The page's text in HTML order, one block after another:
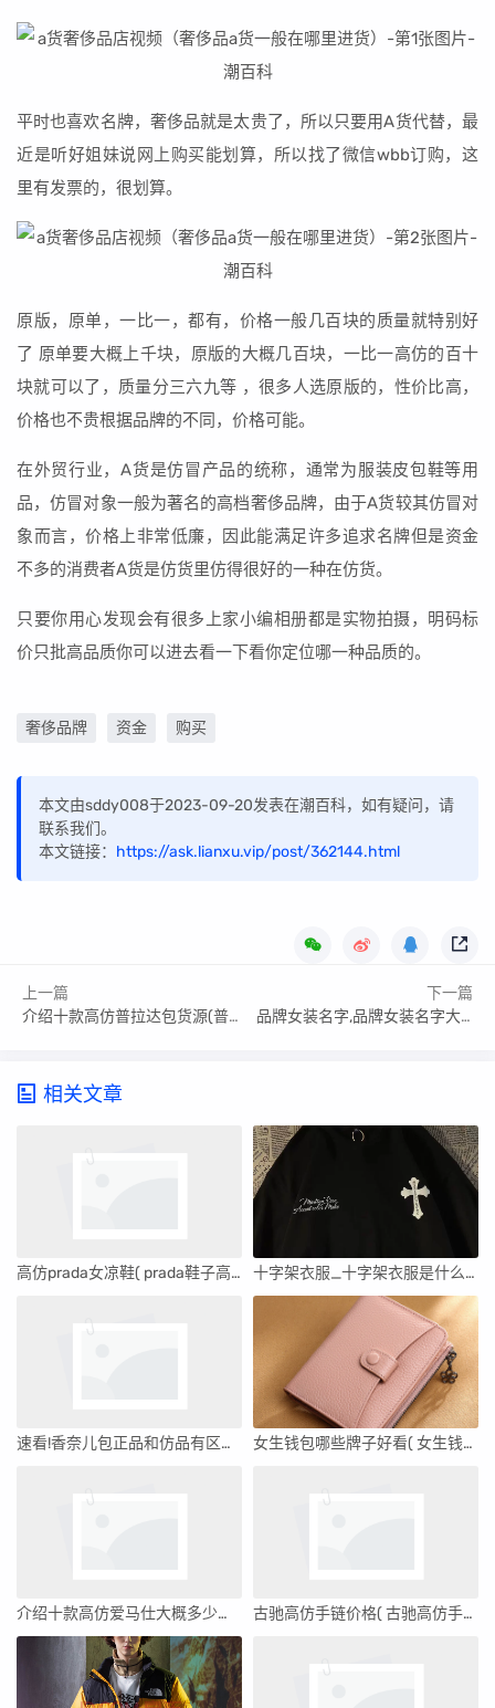
平时也喜欢名牌，奢侈品就是太贵了，所以只要用A货代替，最
近是听好姐妹说网上购买能划算，所以找了微信wbb订购，这
里有发票的，很划算。
原版，原单，一比一，都有，价格一般几百块的质量就特别好
了 原单要大概上千块，原版的大概几百块，一比一高仿的百十
块就可以了，质量分三六九等 ，很多人选原版的，性价比高，
价格也不贵根据品牌的不同，价格可能。
在外贸行业，A货是仿冒产品的统称，通常为服装皮包鞋等用
品，仿冒对象一般为著名的高档奢侈品牌，由于A货较其仿冒对
象而言，价格上非常低廉，因此能满足许多追求名牌但是资金
不多的消费者A货是仿货里仿得很好的一种在仿货。
只要你用心发现会有很多上家小编相册都是实物拍摄，明码标
价只批高品质你可以进去看一下看你定位哪一种品质的。
奢侈品牌 资金 购买
本文由sddy008于2023-09-20发表在潮百科，如有疑问，请
联系我们。
本文链接： https://ask.lianxu.vip/post/362144.html
上一篇
介绍十款高仿普拉达包货源(普拉达官网店包包价格)
下一篇
品牌女装名字,品牌女装名字大全
相关文章
高仿prada女凉鞋( prada鞋子高仿和正品区别 ) 十字架衣服_十字架衣服是什么牌子
速看!香奈儿包正品和仿品有区别吗'香奈儿包包高仿跟正品 女生钱包哪些牌子好看( 女生钱包哪些牌子好看又实惠 )
介绍十款高仿爱马仕大概多少钱一个(爱马仕大概多少钱一个包) 古驰高仿手链价格( 古驰高仿手表价格 )